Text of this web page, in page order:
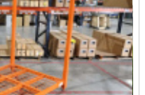
hơn trong điều kiện ánh
được Hỗ trợ chuẩn wifi